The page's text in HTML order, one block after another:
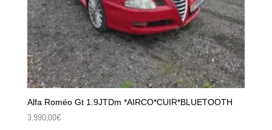
Alfa Roméo Gt 1.9JTDm *AIRCO*CUIR*BLUETOOTH
3.990,00€